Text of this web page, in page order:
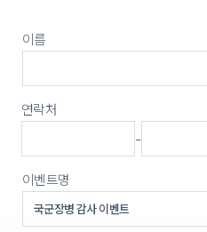
이름
연락처
-
이벤트명